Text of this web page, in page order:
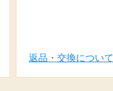
返品・交換について